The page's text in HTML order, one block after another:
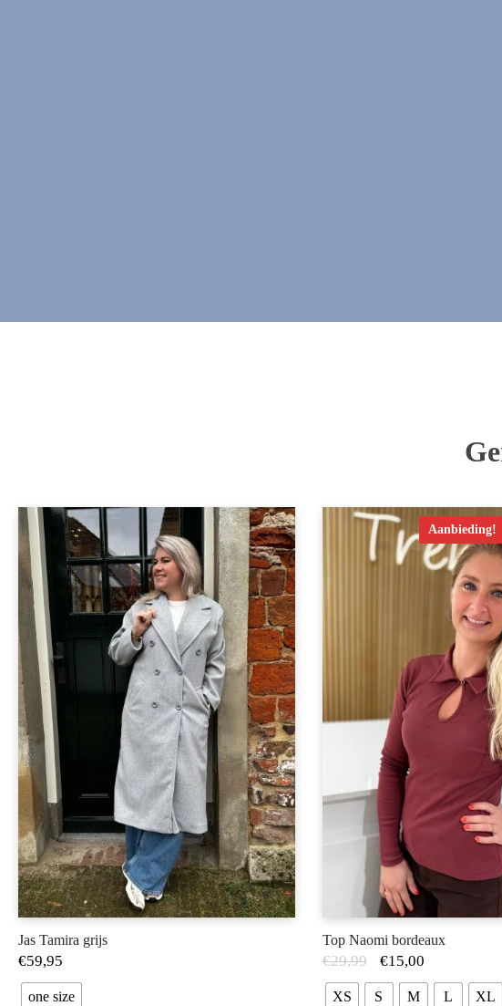
Jas Tamira grijs
€59,95
one size
Aanbieding!
Top Naomi bordeaux
€29,99 €15,00
XS S M L XL